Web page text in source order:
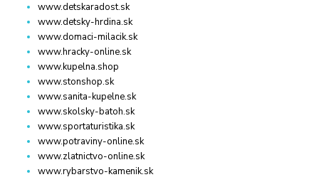
www.detskaradost.sk
www.detsky-hrdina.sk
www.domaci-milacik.sk
www.hracky-online.sk
www.kupelna.shop
www.stonshop.sk
www.sanita-kupelne.sk
www.skolsky-batoh.sk
www.sportaturistika.sk
www.potraviny-online.sk
www.zlatnictvo-online.sk
www.rybarstvo-kamenik.sk